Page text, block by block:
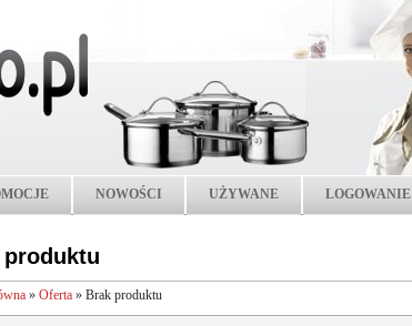
NOWOŚCI UŻYWANE LOGOWANIE
produktu
» Oferta » Brak produktu